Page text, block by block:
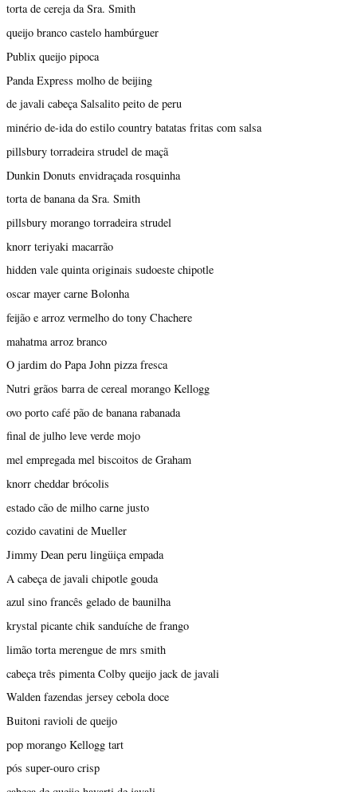
torta de cereja da Sra. Smith
queijo branco castelo hambúrguer
Publix queijo pipoca
Panda Express molho de beijing
de javali cabeça Salsalito peito de peru
minério de-ida do estilo country batatas fritas com salsa
pillsbury torradeira strudel de maçã
Dunkin Donuts envidraçada rosquinha
torta de banana da Sra. Smith
pillsbury morango torradeira strudel
knorr teriyaki macarrão
hidden vale quinta originais sudoeste chipotle
oscar mayer carne Bolonha
feijão e arroz vermelho do tony Chachere
mahatma arroz branco
O jardim do Papa John pizza fresca
Nutri grãos barra de cereal morango Kellogg
ovo porto café pão de banana rabanada
final de julho leve verde mojo
mel empregada mel biscoitos de Graham
knorr cheddar brócolis
estado cão de milho carne justo
cozido cavatini de Mueller
Jimmy Dean peru lingüiça empada
A cabeça de javali chipotle gouda
azul sino francês gelado de baunilha
krystal picante chik sanduíche de frango
limão torta merengue de mrs smith
cabeça três pimenta Colby queijo jack de javali
Walden fazendas jersey cebola doce
Buitoni ravioli de queijo
pop morango Kellogg tart
pós super-ouro crisp